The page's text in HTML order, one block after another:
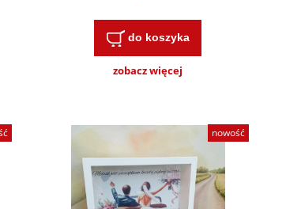
do koszyka
zobacz więcej
nowość